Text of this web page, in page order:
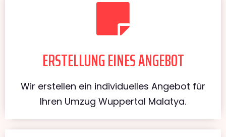
ERSTELLUNG EINES ANGEBOT
Wir erstellen ein individuelles Angebot für
Ihren Umzug Wuppertal Malatya.